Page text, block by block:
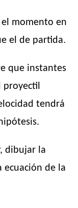
momento en
el de partida.
que instantes
proyectil
tendrá
dibujar la
de la